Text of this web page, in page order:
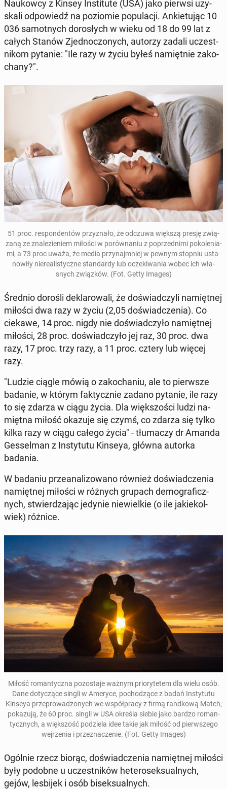
Na­ukow­cy z Kinsey In­sti­tu­te (USA) jako pierwsi uzy­
ska­li od­po­wiedź na po­zio­mie po­pu­la­cji. An­kie­tu­jąc 10
036 sa­mot­nych do­ro­słych w wieku od 18 do 99 lat z
całych Stanów Zjed­no­czo­nych, autorzy zadali uczest­
ni­kom pytanie: "Ile razy w życiu byłeś na­mięt­nie za­ko­
cha­ny?".
51 proc. re­spon­den­tów przy­zna­ło, że odczuwa większą presję zwią­
za­ną ze zna­le­zie­niem miłości w po­rów­na­niu z po­przed­ni­mi po­ko­le­nia­
mi, a 73 proc uważa, że media przy­naj­mniej w pewnym stopniu usta­
no­wi­ły nie­re­ali­stycz­ne stan­dar­dy lub ocze­ki­wa­nia wobec ich wła­
snych związ­ków. (Fot. Getty Images)
Średnio dorośli de­kla­ro­wa­li, że do­świad­czy­li na­mięt­nej
miłości dwa razy w życiu (2,05 do­świad­cze­nia). Co
ciekawe, 14 proc. nigdy nie do­świad­czy­ło na­mięt­nej
miłości, 28 proc. do­świad­czy­ło jej raz, 30 proc. dwa
razy, 17 proc. trzy razy, a 11 proc. cztery lub więcej
razy.
"Ludzie ciągle mówią o za­ko­cha­niu, ale to pierw­sze
badanie, w którym fak­tycz­nie zadano pytanie, ile razy
to się zdarza w ciągu życia. Dla więk­szo­ści ludzi na­
mięt­na miłość okazuje się czymś, co zdarza się tylko
kilka razy w ciągu całego życia" - tłu­ma­czy dr Amanda
Ges­sel­man z In­sty­tu­tu Kinseya, główna autorka
badania.
W badaniu prze­ana­li­zo­wa­no również do­świad­cze­nia
na­mięt­nej miłości w różnych grupach de­mo­gra­ficz­
nych, stwier­dza­jąc jedynie nie­wiel­kie (o ile ja­kie­kol­
wiek) różnice.
Miłość ro­man­tycz­na po­zo­sta­je ważnym prio­ry­te­tem dla wielu osób.
Dane do­ty­czą­ce singli w Ameryce, po­cho­dzą­ce z badań In­sty­tu­tu
Kinseya prze­pro­wa­dzo­nych we współ­pra­cy z firmą rand­ko­wą Match,
po­ka­zu­ją, że 60 proc. singli w USA określa siebie jako bardzo ro­man­
tycz­nych, a więk­szość po­dzie­la idee takie jak miłość od pierw­sze­go
wej­rze­nia i prze­zna­cze­nie. (Fot. Getty Images)
Ogólnie rzecz biorąc, do­świad­cze­nia na­mięt­nej miłości
były podobne u uczest­ni­ków he­te­ro­sek­su­al­nych,
gejów, les­bi­jek i osób bi­sek­su­al­nych.